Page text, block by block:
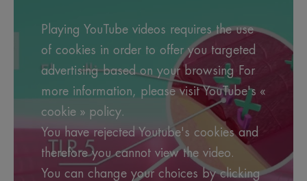
Playing YouTube videos requires the use
of cookies in order to offer you targeted
advertising based on your browsing For
more information, please visit YouTube's «
cookie » policy.
You have rejected Youtube's cookies and
therefore you cannot view the video.
You can change your choices by clicking